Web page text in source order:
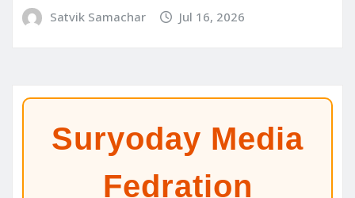
Satvik Samachar Jul 16, 2026
Suryoday Media
Fedration